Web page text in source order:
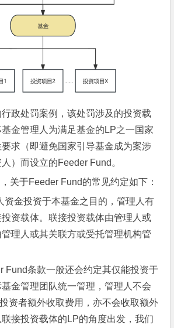
政处罚案例，该处罚涉及的投资载
金管理人为满足基金的LP之一国家
求（即避免国家引导基金成为案涉
）而设立的Feeder Fund。
关于Feeder Fund的常见约定如下：
资金投资于本基金之目的，管理人有
资载体。联接投资载体由管理人或
理人或其关联方或受托管理机构管
Fund条款一般还会约定其仅能投资于
金管理团队统一管理，管理人不会
资者额外收取费用，亦不会收取额外
接投资载体的LP的角度出发，我们